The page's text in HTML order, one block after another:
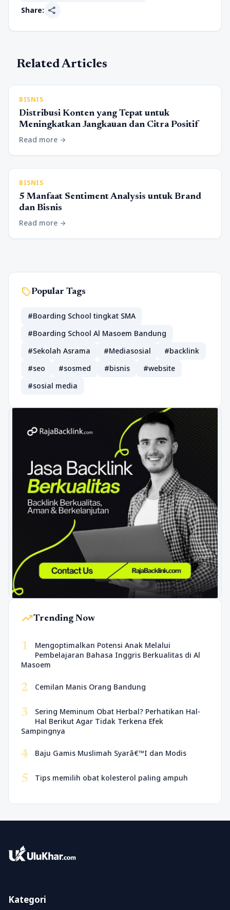
Share: share
Related Articles
BISNIS
Distribusi Konten yang Tepat untuk
Meningkatkan Jangkauan dan Citra Positif
Read more arrow_forward
BISNIS
5 Manfaat Sentiment Analysis untuk Brand
dan Bisnis
Read more arrow_forward
sellPopular Tags
#Boarding School tingkat SMA
#Boarding School Al Masoem Bandung
#Sekolah Asrama
#Mediasosial
#backlink
#seo
#sosmed #bisnis
#website
#sosial media
trending_upTrending Now
1
Mengoptimalkan Potensi Anak Melalui
Pembelajaran Bahasa Inggris Berkualitas di Al
Masoem
2 Cemilan Manis Orang Bandung
3
Sering Meminum Obat Herbal? Perhatikan Hal-
Hal Berikut Agar Tidak Terkena Efek
Sampingnya
4 Baju Gamis Muslimah Syarâ€™I dan Modis
5 Tips memilih obat kolesterol paling ampuh
Kategori